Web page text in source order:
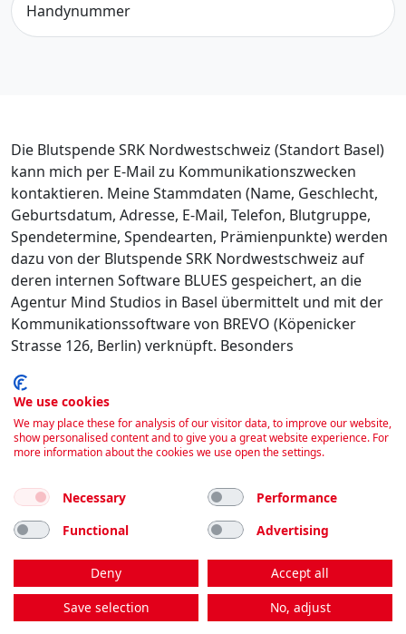
Handynummer
Die Blutspende SRK Nordwestschweiz (Standort Basel)
kann mich per E-Mail zu Kommunikationszwecken
kontaktieren. Meine Stammdaten (Name, Geschlecht,
Geburtsdatum, Adresse, E-Mail, Telefon, Blutgruppe,
Spendetermine, Spendearten, Prämienpunkte) werden
dazu von der Blutspende SRK Nordwestschweiz auf
deren internen Software BLUES gespeichert, an die
Agentur Mind Studios in Basel übermittelt und mit der
Kommunikationssoftware von BREVO (Köpenicker
Strasse 126, Berlin) verknüpft. Besonders
Gesundheitsdaten) werden dabei nicht transferiert. Ich
habe jederzeit die Möglichkeit, diese personalisierte
Kommunikation wieder abzubestellen.
Buchen
Impressum | Kontakt | Datenschutz
Folgen Sie uns
We use cookies
We may place these for analysis of our visitor data, to improve our website,
show personalised content and to give you a great website experience. For
more information about the cookies we use open the settings.
Necessary
Performance
Functional
Advertising
Deny
Accept all
Save selection
No, adjust